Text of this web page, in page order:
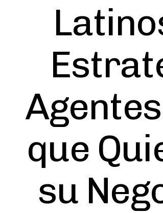
que
su